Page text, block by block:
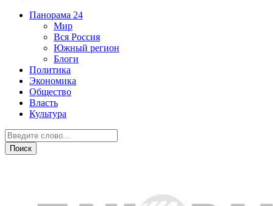
Панорама 24
Мир
Вся Россия
Южный регион
Блоги
Политика
Экономика
Общество
Власть
Культура